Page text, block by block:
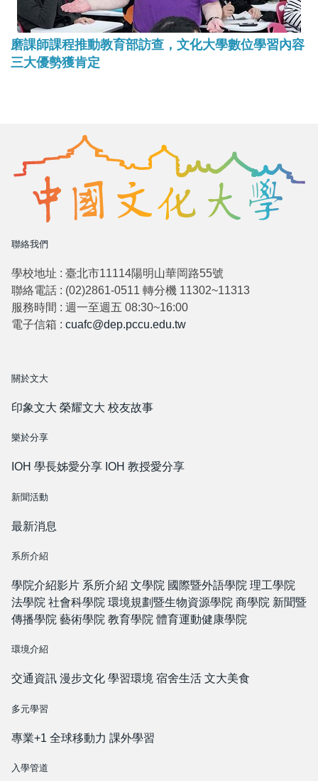
磨課師課程推動教育部訪查，文化大學數位學習內容
三大優勢獲肯定
聯絡我們
學校地址 : 臺北市11114陽明山華岡路55號
聯絡電話 : (02)2861-0511 轉分機 11302~11313
服務時間 : 週一至週五 08:30~16:00
電子信箱 : cuafc@dep.pccu.edu.tw
關於文大
印象文大 榮耀文大 校友故事
樂於分享
IOH 學長姊愛分享 IOH 教授愛分享
新聞活動
最新消息
系所介紹
學院介紹影片 系所介紹 文學院 國際暨外語學院 理工學院
法學院 社會科學院 環境規劃暨生物資源學院 商學院 新聞暨
傳播學院 藝術學院 教育學院 體育運動健康學院
環境介紹
交通資訊 漫步文化 學習環境 宿舍生活 文大美食
多元學習
專業+1 全球移動力 課外學習
入學管道